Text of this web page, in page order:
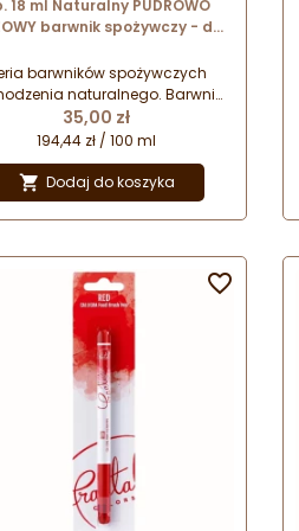
18 ml Naturalny PUDROWO
barwnik spożywczy - do
- OS-LC-NAT-10
Food Colours
barwników spożywczych
naturalnego. Barwniki
cukiernicze w formie emulsji
przygotowanej na bazie oleju
białej czekolady oraz
i mas cukierniczych o
zawartości tłuszczu.
Cena
35,00 zł
194,44 zł / 100 ml
 Dodaj do koszyka
